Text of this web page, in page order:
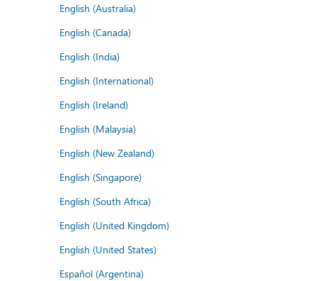
English (Australia)
English (Canada)
English (India)
English (International)
English (Ireland)
English (Malaysia)
English (New Zealand)
English (Singapore)
English (South Africa)
English (United Kingdom)
English (United States)
Español (Argentina)